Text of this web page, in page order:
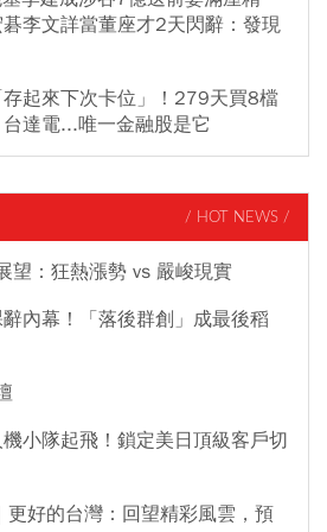
李文詳當董座才2天閃辭：發現
起來下次卡位」！279天買8檔
達電...唯一金融股是它
/ HOT NEWS /
望：狂熱漲勢 vs 嚴峻現實
內幕！「落後群創」成最後稻
小隊起飛！鎖定美日頂級客戶切
好的台灣：回望精彩風雲，預